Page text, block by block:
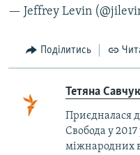
— Jeffrey Levin
Поділитись
Тетяна Савчук
Приєдналася
Свобода у 2017
міжнародних